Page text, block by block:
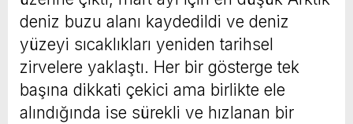
deniz buzu alanı kaydedildi ve deniz
yüzeyi sıcaklıkları yeniden tarihsel
zirvelere yaklaştı. Her bir gösterge tek
başına dikkati çekici ama birlikte ele
alındığında ise sürekli ve hızlanan bir